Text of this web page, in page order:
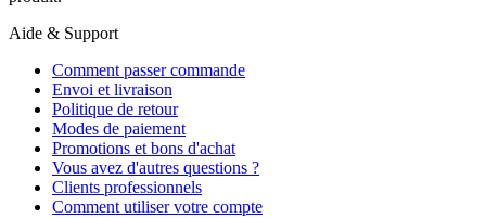
Aide & Support
Comment passer commande
Envoi et livraison
Politique de retour
Modes de paiement
Promotions et bons d'achat
Vous avez d'autres questions ?
Clients professionnels
Comment utiliser votre compte